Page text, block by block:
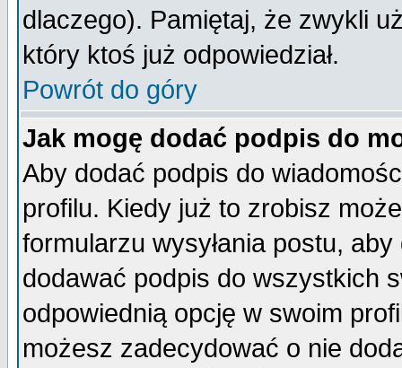
dlaczego). Pamiętaj, że zwykli
który ktoś już odpowiedział.
Powrót do góry
Jak mogę dodać podpis do
Aby dodać podpis do
profilu. Kiedy już to zrobisz
formularzu wysyłania postu,
dodawać podpis do wszystkich
odpowiednią opcję w swoim
możesz zadecydować o nie